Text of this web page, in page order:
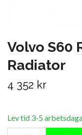
Volvo S60
Radiator
4 352 kr
Lev tid 3-5